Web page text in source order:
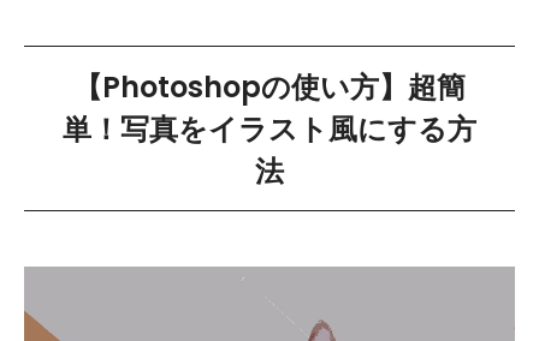
【Photoshopの使い方】超簡
単！写真をイラスト風にする方
法